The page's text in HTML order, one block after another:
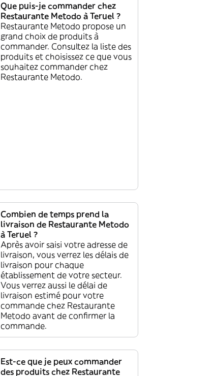
Que puis-je commander chez
Restaurante Metodo à Teruel ?
Restaurante Metodo propose un
grand choix de produits à
commander. Consultez la liste des
produits et choisissez ce que vous
souhaitez commander chez
Restaurante Metodo.
Combien de temps prend la
livraison de Restaurante Metodo
à Teruel ?
Après avoir saisi votre adresse de
livraison, vous verrez les délais de
livraison pour chaque
établissement de votre secteur.
Vous verrez aussi le délai de
livraison estimé pour votre
commande chez Restaurante
Metodo avant de confirmer la
commande.
Est-ce que je peux commander
des produits chez Restaurante